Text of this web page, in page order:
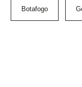
Botafogo